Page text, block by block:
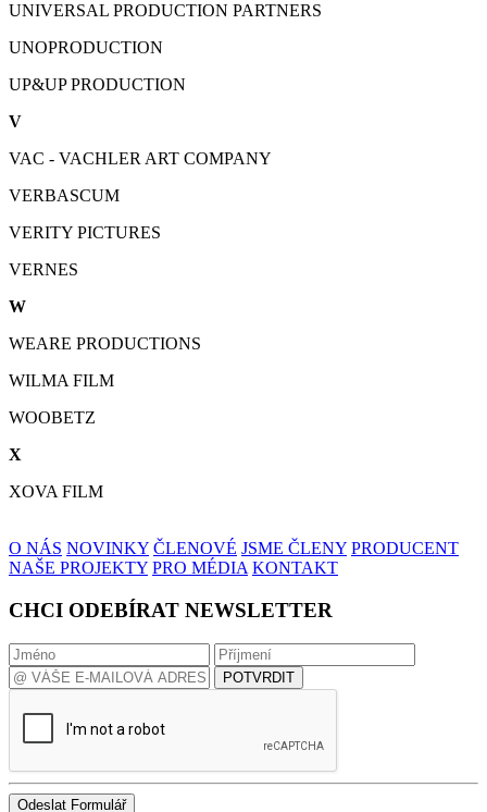
UNIVERSAL PRODUCTION PARTNERS
UNOPRODUCTION
UP&UP PRODUCTION
V
VAC - VACHLER ART COMPANY
VERBASCUM
VERITY PICTURES
VERNES
W
WEARE PRODUCTIONS
WILMA FILM
WOOBETZ
X
XOVA FILM
O NÁS NOVINKY ČLENOVÉ JSME ČLENY PRODUCENT
NAŠE PROJEKTY PRO MÉDIA KONTAKT
CHCI ODEBÍRAT NEWSLETTER
POTVRDIT
Odeslat Formulář